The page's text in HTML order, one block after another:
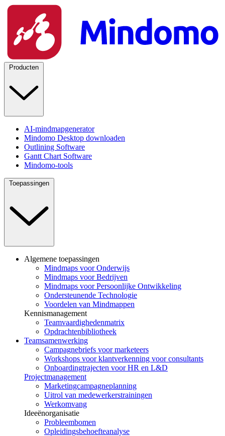
Producten
AI-mindmapgenerator
Mindomo Desktop downloaden
Outlining Software
Gantt Chart Software
Mindomo-tools
Toepassingen
Algemene toepassingen
Mindmaps voor Onderwijs
Mindmaps voor Bedrijven
Mindmaps voor Persoonlijke Ontwikkeling
Ondersteunende Technologie
Voordelen van Mindmappen
Kennismanagement
Teamvaardighedenmatrix
Opdrachtenbibliotheek
Teamsamenwerking
Campagnebriefs voor marketeers
Workshops voor klantverkenning voor consultants
Onboardingtrajecten voor HR en L&D
Projectmanagement
Marketingcampagneplanning
Uitrol van medewerkerstrainingen
Werkomvang
Ideeënorganisatie
Probleembomen
Opleidingsbehoefteanalyse